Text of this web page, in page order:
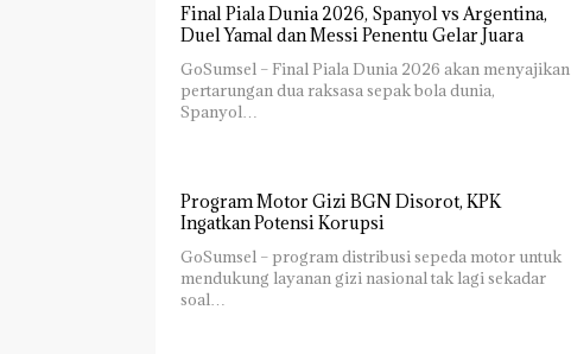
Final Piala Dunia 2026, Spanyol vs Argentina,
Duel Yamal dan Messi Penentu Gelar Juara
GoSumsel – Final Piala Dunia 2026 akan menyajikan
pertarungan dua raksasa sepak bola dunia,
Spanyol…
Program Motor Gizi BGN Disorot, KPK
Ingatkan Potensi Korupsi
GoSumsel – program distribusi sepeda motor untuk
mendukung layanan gizi nasional tak lagi sekadar
soal…